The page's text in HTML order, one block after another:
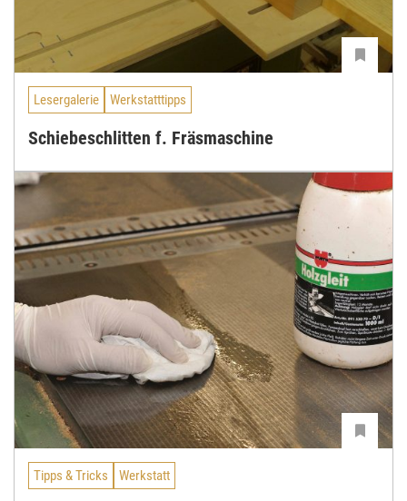
Lesergalerie Werkstatttipps
Schiebeschlitten f. Fräsmaschine
Tipps & Tricks Werkstatt